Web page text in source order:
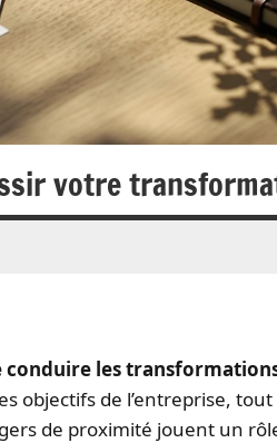
votre
conduire les
objectifs de l’entreprise,
de proximité jouent un